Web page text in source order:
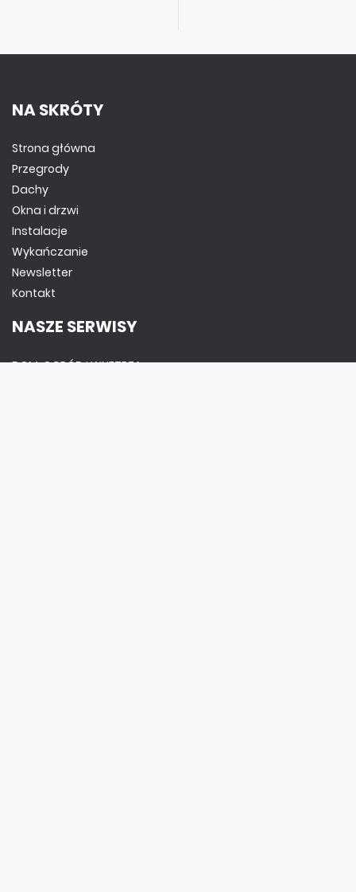
NA SKRÓTY
Strona główna
Przegrody
Dachy
Okna i drzwi
Instalacje
Wykańczanie
Newsletter
Kontakt
NASZE SERWISY
DOM, OGRÓD I WNĘTRZA